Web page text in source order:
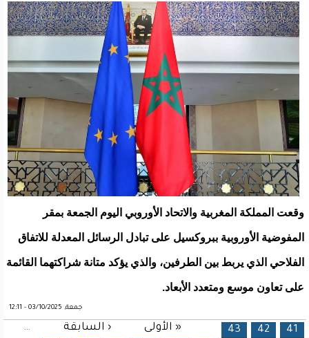
وقعت المملكة المغربية والاتحاد الأوروبي اليوم الجمعة بمقر
المفوضية الأوروبية ببروكسيل على تبادل الرسائل المعدلة للاتفاق
الفلاحي الذي يربط بين الطرفين، والذي يؤكد متانة شراكتهما القائمة
على تعاون موسع ومتعدد الأبعاد.
جمعة, 03/10/2025 - 12:11
الصفحات « الأولى ‹ السابقة … 41
42
43